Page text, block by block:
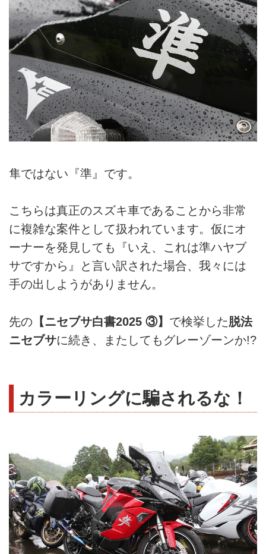
隼ではない『準』です。
こちらは真正のスズキ車であることから非常
に複雑な案件として扱われています。仮にオ
ーナーを発見しても『いえ、これは準ハヤブ
サですから』と言い訳された場合、我々には
手の出しようがありません。
先の 【ニセブサ白書2025 ③】 で検挙した脱法
ニセブサに続き、またしてもグレーゾーンか!?
カラーリングに騙されるな！